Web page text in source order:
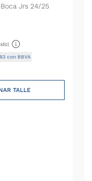
Jrs 24/25
83con BBVA
TALLE